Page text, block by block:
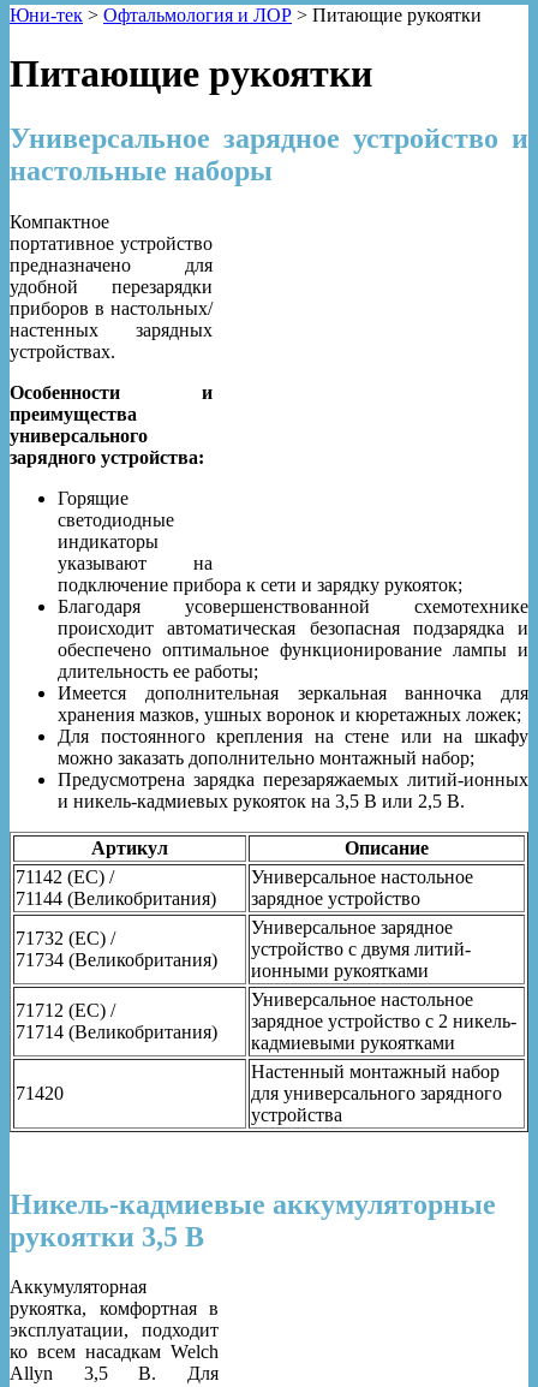
Юни-тек > Офтальмология и ЛОР > Питающие рукоятки
Питающие рукоятки
Универсальное зарядное устройство и
настольные наборы
Компактное
портативное устройство
предназначено для
удобной перезарядки
приборов в настольных/
настенных зарядных
устройствах.
Особенности и
преимущества
универсального
зарядного устройства:
Горящие
светодиодные
индикаторы
указывают на
подключение прибора к сети и зарядку рукояток;
Благодаря усовершенствованной схемотехнике
происходит автоматическая безопасная подзарядка и
обеспечено оптимальное функционирование лампы и
длительность ее работы;
Имеется дополнительная зеркальная ванночка для
хранения мазков, ушных воронок и кюретажных ложек;
Для постоянного крепления на стене или на шкафу
можно заказать дополнительно монтажный набор;
Предусмотрена зарядка перезаряжаемых литий-ионных
и никель-кадмиевых рукояток на 3,5 В или 2,5 В.
Артикул
Описание
71142 (ЕС) /
71144 (Великобритания)
Универсальное настольное
зарядное устройство
71732 (ЕС) /
71734 (Великобритания)
Универсальное зарядное
устройство с двумя литий-
ионными рукоятками
71712 (ЕС) /
71714 (Великобритания)
Универсальное настольное
зарядное устройство с 2 никель-
кадмиевыми рукоятками
71420
Настенный монтажный набор
для универсального зарядного
устройства
Никель-кадмиевые аккумуляторные
рукоятки 3,5 В
Аккумуляторная
рукоятка, комфортная в
эксплуатации, подходит
ко всем насадкам Welch
Allyn 3,5 В. Для